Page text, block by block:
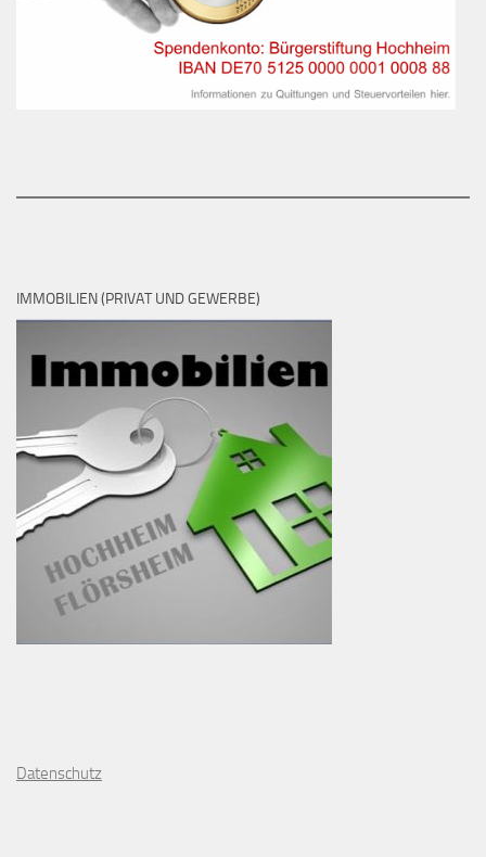
IMMOBILIEN (PRIVAT UND GEWERBE)
Datenschutz